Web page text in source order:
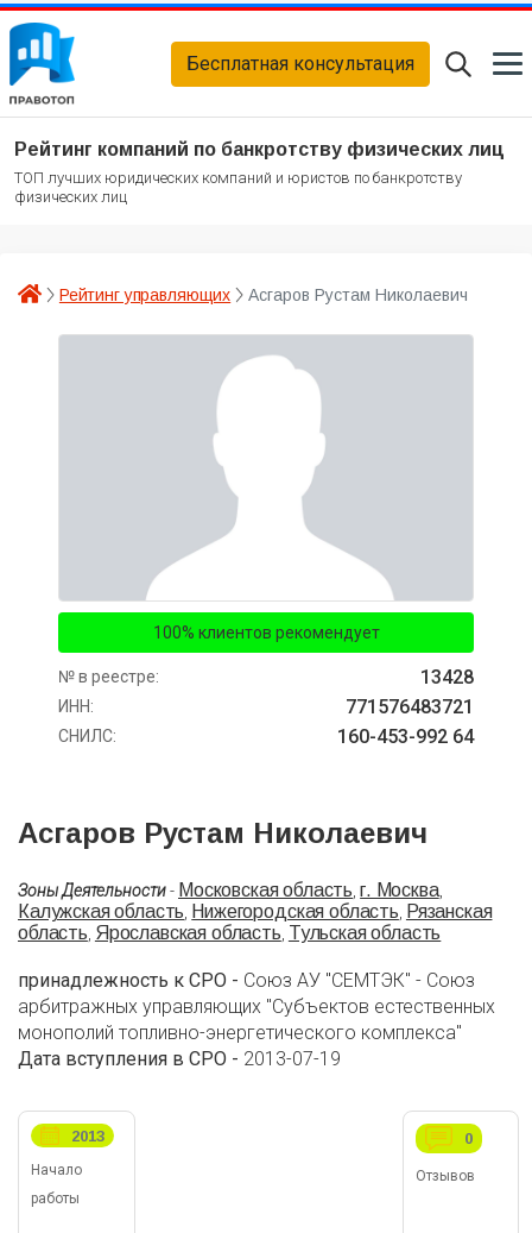
Бесплатная консультация
Рейтинг компаний по банкротству физических лиц
ТОП лучших юридических компаний и юристов по банкротству
физических лиц
Рейтинг управляющих Асгаров Рустам Николаевич
100% клиентов рекомендует
№ в реестре: 13428
ИНН: 771576483721
СНИЛС: 160-453-992 64
Асгаров Рустам Николаевич
Зоны Деятельности- Московская область,г. Москва,
Калужская область, Нижегородская область, Рязанская
область, Ярославская область, Тульская область
принадлежность к СРО - Союз АУ "СЕМТЭК" - Союз
арбитражных управляющих "Субъектов естественных
монополий топливно-энергетического комплекса"
Дата вступления в СРО - 2013-07-19
Начало
работы
2013
Отзывов
0